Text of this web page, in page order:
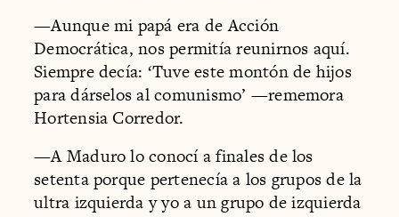
—Aunque mi papá era de Acción
Democrática, nos permitía reunirnos aquí.
Siempre decía: ‘Tuve este montón de hijos
para dárselos al comunismo’ —rememora
Hortensia Corredor.
—A Maduro lo conocí a finales de los
setenta porque pertenecía a los grupos de la
ultra izquierda y yo a un grupo de izquierda